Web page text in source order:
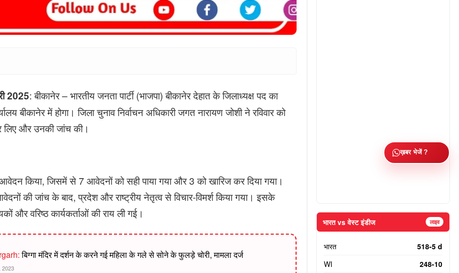
2025: बीकानेर – भारतीय जनता पार्टी (भाजपा) बीकानेर देहात के जिलाध्यक्ष पद का
बीकानेर में होगा। जिला चुनाव निर्वाचन अधिकारी जगत नारायण जोशी ने रविवार को
और उनकी जांच की।
किया, जिसमें से 7 आवेदनों को सही पाया गया और 3 को खारिज कर दिया गया।
की जांच के बाद, प्रदेश और राष्ट्रीय नेतृत्व से विचार-विमर्श किया गया। इसके
और वरिष्ठ कार्यकर्ताओं की राय ली गई।
बिग्गा मंदिर में दर्शन के करने गई महिला के गले से सोने के फुलड़े चोरी, मामला दर्ज
2023
भारत vs वेस्ट इंडीज लाइव
भारत
518-5 d
WI
248-10
ख़बर भेजें ?